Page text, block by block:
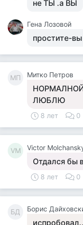
не ТЫ .а ВЫ
Гена Лозовой
простите-вы
МП Митко Петров
ЛЮБЛЮ
8 лет 0
VM Victor
Отдался бы
8 лет 0
БД Борис